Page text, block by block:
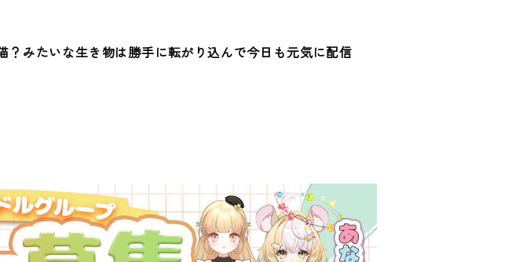
？みたいな生き物は勝手に転がり込んで今日も元気に配信